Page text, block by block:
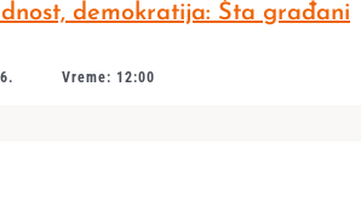
demokratija: Šta građani
Vreme: 12:00